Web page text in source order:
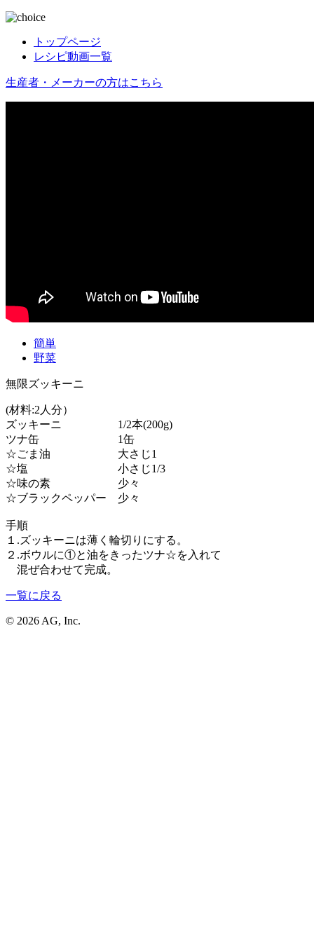
トップページ
レシピ動画一覧
生産者・メーカーの方はこちら
簡単
野菜
無限ズッキーニ
(材料:2人分）
ズッキーニ 1/2本(200g)
ツナ缶 1缶
☆ごま油 大さじ1
☆塩 小さじ1/3
☆味の素 少々
☆ブラックペッパー 少々
手順
１.ズッキーニは薄く輪切りにする。
２.ボウルに①と油をきったツナ☆を入れて
混ぜ合わせて完成。
一覧に戻る
© 2026 AG, Inc.